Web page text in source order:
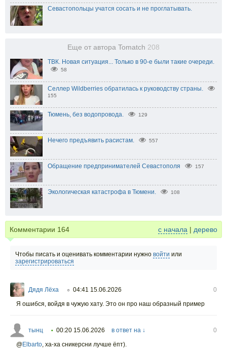
Севастопольцы учатся сосать и не проглатывать.
Еще от автора Tomatch 208
ТВК. Новая ситуация... Только в 90-е были такие очереди.
58
Селлер Wildberries обратилась к руководству страны.
155
Тюмень, без водопровода. 129
Нечего предъявить расистам. 557
Обращение предпринимателей Севастополя 157
Экологическая катастрофа в Тюмени. 108
Комментарии 164 с начала | дерево
Чтобы писать и оценивать комментарии нужно войти или
зарегистрироваться
Дядя Лёха ○ 04:41 15.06.2026
0
Я ошибся, войдя в чужую хату. Это он про наш образный пример
тынц • 00:20 15.06.2026 в ответ на ↓
0
@Elbarto ха-ха сникерсни лучше ëпт).